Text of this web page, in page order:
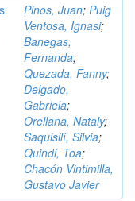
Pinos, Juan; Puig
Ventosa, Ignasi;
Banegas,
Fernanda;
Quezada, Fanny;
Delgado,
Gabriela;
Orellana, Nataly;
Saquisilí, Silvia;
Quindi, Toa;
Chacón Vintimilla,
Gustavo Javier